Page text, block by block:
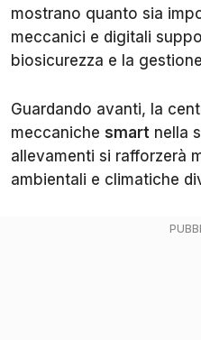
mostrano quanto sia
meccanici e digitali
biosicurezza e la
Guardando avanti, la
meccaniche smart nella
allevamenti si rafforzerà
ambientali e climatiche